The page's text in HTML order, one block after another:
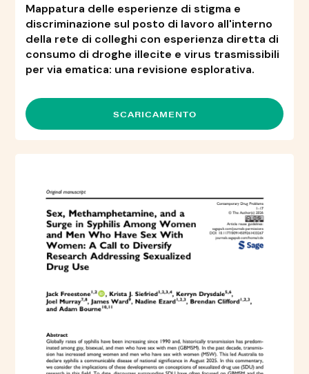
Mappatura delle esperienze di stigma e
discriminazione sul posto di lavoro all'interno
della rete di colleghi con esperienza diretta di
consumo di droghe illecite e virus trasmissibili
per via ematica: una revisione esplorativa.
SCARICAMENTO